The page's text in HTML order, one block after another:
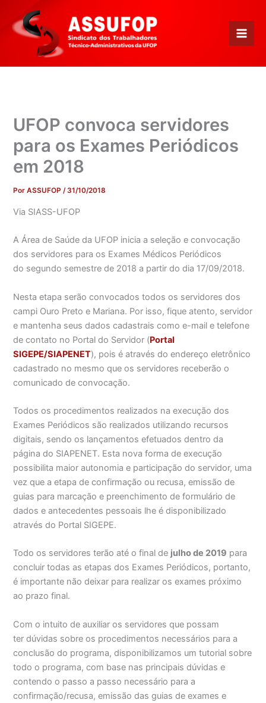
para
conteúdo
UFOP convoca servidores
para os Exames Periódicos
em 2018
PorASSUFOP/ 31/10/2018
Via SIASS-UFOP
A Área de Saúde da UFOP inicia a seleção e convocação
dos servidores para os Exames Médicos Periódicos
do segundo semestre de 2018 a partir do dia 17/09/2018.
Nesta etapa serão convocados todos os servidores dos
campi Ouro Preto e Mariana. Por isso, fique atento, servidor
e mantenha seus dados cadastrais como e-mail e telefone
de contato no Portal do Servidor (Portal
SIGEPE/SIAPENET), pois é através do endereço eletrônico
cadastrado no mesmo que os servidores receberão o
comunicado de convocação.
Todos os procedimentos realizados na execução dos
Exames Periódicos são realizados utilizando recursos
digitais, sendo os lançamentos efetuados dentro da
página do SIAPENET. Esta nova forma de execução
possibilita maior autonomia e participação do servidor, uma
vez que a etapa de confirmação ou recusa, emissão de
guias para marcação e preenchimento de formulário de
dados e antecedentes pessoais lhe é disponibilizado
através do Portal SIGEPE.
Todo os servidores terão até o final de julho de 2019 para
concluir todas as etapas dos Exames Periódicos, portanto,
é importante não deixar para realizar os exames próximo
ao prazo final.
Com o intuito de auxiliar os servidores que possam
ter dúvidas sobre os procedimentos necessários para a
conclusão do programa, disponibilizamos um tutorial sobre
todo o programa, com base nas principais dúvidas e
contendo o passo a passo necessário para a
confirmação/recusa, emissão das guias de exames e